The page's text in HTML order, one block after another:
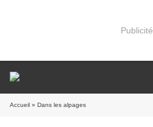
Publicité
Accueil » Dans les alpages